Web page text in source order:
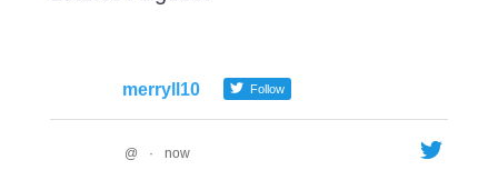
merryll10 Follow
@ · now